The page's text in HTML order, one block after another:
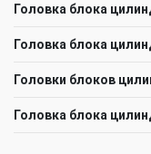
Головка блока
Головка блока
Головки блоков
Головка блока